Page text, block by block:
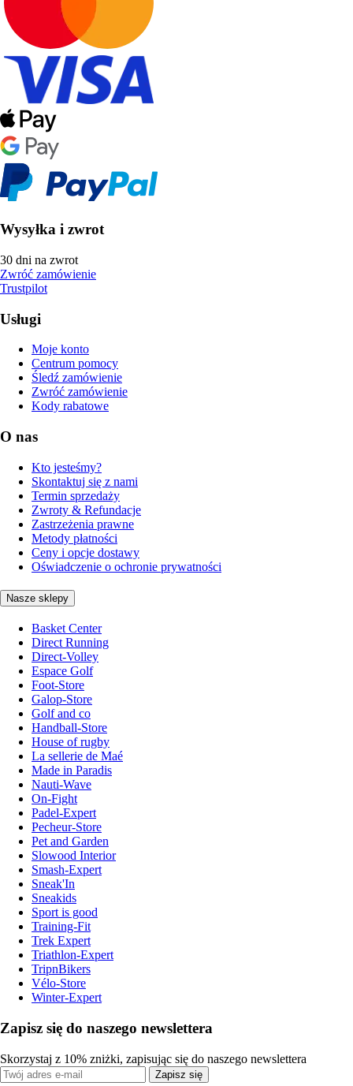
Wysyłka i zwrot
30 dni na zwrot
Zwróć zamówienie
Trustpilot
Usługi
Moje konto
Centrum pomocy
Śledź zamówienie
Zwróć zamówienie
Kody rabatowe
O nas
Kto jesteśmy?
Skontaktuj się z nami
Termin sprzedaży
Zwroty & Refundacje
Zastrzeżenia prawne
Metody płatności
Ceny i opcje dostawy
Oświadczenie o ochronie prywatności
Nasze sklepy
Basket Center
Direct Running
Direct-Volley
Espace Golf
Foot-Store
Galop-Store
Golf and co
Handball-Store
House of rugby
La sellerie de Maé
Made in Paradis
Nauti-Wave
On-Fight
Padel-Expert
Pecheur-Store
Pet and Garden
Slowood Interior
Smash-Expert
Sneak'In
Sneakids
Sport is good
Training-Fit
Trek Expert
Triathlon-Expert
TripnBikers
Vélo-Store
Winter-Expert
Zapisz się do naszego newslettera
Skorzystaj z 10% zniżki, zapisując się do naszego newslettera
Zapisz się